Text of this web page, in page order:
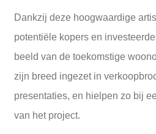
Dankzij deze hoogwaardige
potentiële kopers en
beeld van de toekomstige
zijn breed ingezet in
presentaties, en hielpen zo bij
van het project.